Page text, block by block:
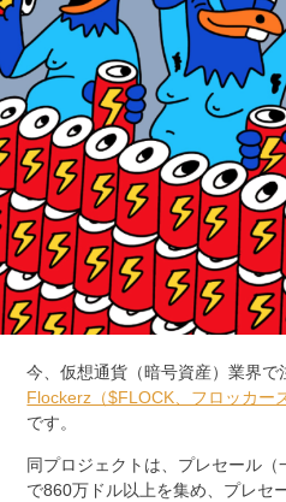
今、仮想通貨（暗号資産）業界で
Flockerz（$FLOCK、フロッカー
です。
同プロジェクトは、プレセール（
で860万ドル以上を集め、プレセ